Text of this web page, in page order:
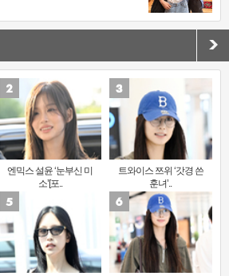
엔믹스 설윤 ‘눈부신 미
소’[포..
트와이스 쯔위 ‘갓경 쓴
훈녀’..